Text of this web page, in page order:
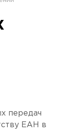
передач
ЕАН в